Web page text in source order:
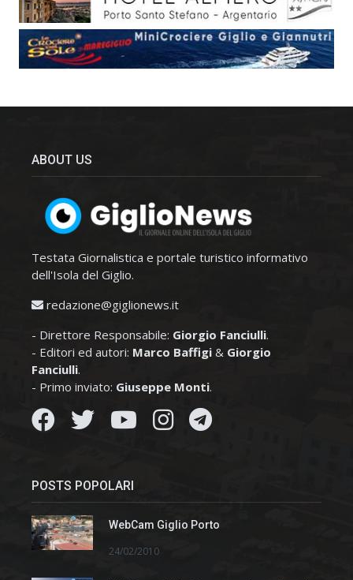
ABOUT US
Testata Giornalistica e portale turistico informativo
dell'Isola del Giglio.
redazione@giglionews.it
- Direttore Responsabile: Giorgio Fanciulli.
- Editori ed autori: Marco Baffigi & Giorgio
Fanciulli.
- Primo inviato: Giuseppe Monti.
POSTS POPOLARI
WebCam Giglio Porto
24/02/2010